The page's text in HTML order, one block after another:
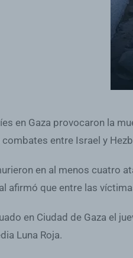
en Gaza provocaron la
entre Israel y
en al menos cuatro
afirmó que entre las
en Ciudad de Gaza el
Luna Roja.